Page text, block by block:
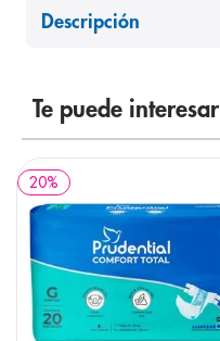
Descripción
Te puede interesar
20%
8. panolini
desodorante